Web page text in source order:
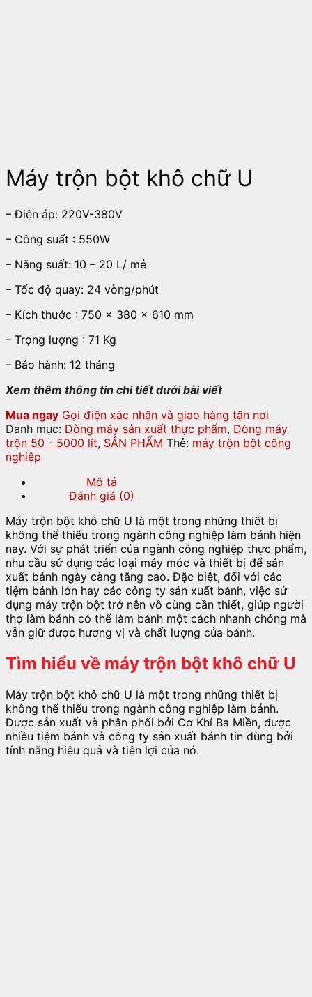
Máy trộn bột khô chữ U
– Điện áp: 220V-380V
– Công suất : 550W
– Năng suất: 10 – 20 L/ mẻ
– Tốc độ quay: 24 vòng/phút
– Kích thước : 750 x 380 x 610 mm
– Trọng lượng : 71 Kg
– Bảo hành: 12 tháng
Xem thêm thông tin chi tiết dưới bài viết
Mua ngay Gọi điện xác nhận và giao hàng tận nơi
Danh mục: Dòng máy sản xuất thực phẩm, Dòng máy
trộn 50 - 5000 lít, SẢN PHẨM Thẻ: máy trộn bột công
nghiệp
Mô tả
Đánh giá (0)
Máy trộn bột khô chữ U là một trong những thiết bị
không thể thiếu trong ngành công nghiệp làm bánh hiện
nay. Với sự phát triển của ngành công nghiệp thực phẩm,
nhu cầu sử dụng các loại máy móc và thiết bị để sản
xuất bánh ngày càng tăng cao. Đặc biệt, đối với các
tiệm bánh lớn hay các công ty sản xuất bánh, việc sử
dụng máy trộn bột trở nên vô cùng cần thiết, giúp người
thợ làm bánh có thể làm bánh một cách nhanh chóng mà
vẫn giữ được hương vị và chất lượng của bánh.
Tìm hiểu về máy trộn bột khô chữ U
Máy trộn bột khô chữ U là một trong những thiết bị
không thể thiếu trong ngành công nghiệp làm bánh.
Được sản xuất và phân phối bởi Cơ Khí Ba Miền, được
nhiều tiệm bánh và công ty sản xuất bánh tin dùng bởi
tính năng hiệu quả và tiện lợi của nó.